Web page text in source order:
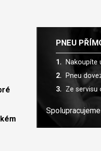
PNEU
Nakoupíte
Pneu
Ze servisu